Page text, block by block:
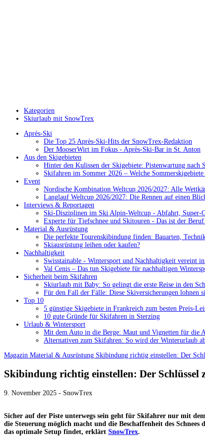
Kategorien
Skiurlaub mit SnowTrex
Après-Ski
Die Top 25 Après-Ski-Hits der SnowTrex-Redaktion
Der MooserWirt im Fokus - Après-Ski-Bar in St. Anton
Aus den Skigebieten
Hinter den Kulissen der Skigebiete: Pistenwartung nach
Skifahren im Sommer 2026 – Welche Sommerskigebiete
Event
Nordische Kombination Weltcup 2026/2027: Alle
Langlauf Weltcup 2026/2027: Die Rennen auf einen
Interviews & Reportagen
Ski-Disziplinen im Ski Alpin-Weltcup - Abfahrt, Super-
Experte für Tiefschnee und Skitouren - Das ist der Beruf
Material & Ausrüstung
Die perfekte Tourenskibindung finden: Bauarten,
Skiausrüstung leihen oder kaufen?
Nachhaltigkeit
Swisstainable - Wintersport und Nachhaltigkeit vereint
Val Cenis – Das tun Skigebiete für nachhaltigen
Sicherheit beim Skifahren
Skiurlaub mit Baby: So gelingt die erste Reise in den
Für den Fall der Fälle: Diese Skiversicherungen lohnen
Top 10
5 günstige Skigebiete in Frankreich zum besten Preis-
10 gute Gründe für Skifahren in Sterzing
Urlaub & Wintersport
Mit dem Auto in die Berge: Maut und Vignetten für die
Alternativen zum Skifahren: So wird der Winterurlaub
Magazin Material & Ausrüstung Skibindung richtig einstellen: Der
Skibindung richtig einstellen: Der Schlüssel
9. November 2025 - SnowTrex
Sicher auf der Piste unterwegs sein geht für Skifahrer nur mit
die Steuerung möglich macht und die Beschaffenheit des
das optimale Setup findet, erklärt SnowTrex.